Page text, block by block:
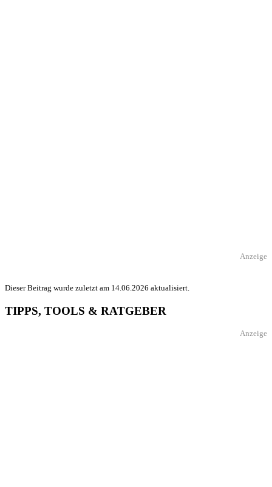
Anzeige
Dieser Beitrag wurde zuletzt am 14.06.2026 aktualisiert.
TIPPS, TOOLS & RATGEBER
Anzeige